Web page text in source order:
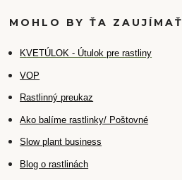
MOHLO BY ŤA ZAUJÍMAŤ
KVETÚLOK - Útulok pre rastliny
VOP
Rastlinný preukaz
Ako balíme rastlinky/ Poštovné
Slow plant business
Blog o rastlinách